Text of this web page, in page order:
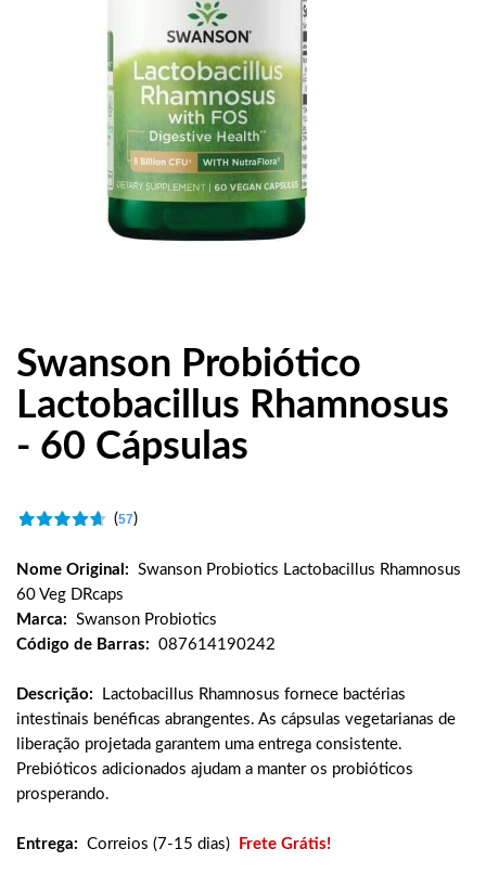
Swanson Probiótico
Lactobacillus Rhamnosus
- 60 Cápsulas
(57)
Nome Original: Swanson Probiotics Lactobacillus Rhamnosus
60 Veg DRcaps
Marca: Swanson Probiotics
Código de Barras: 087614190242
Descrição:
Lactobacillus Rhamnosus fornece bactérias
intestinais benéficas abrangentes. As cápsulas vegetarianas de
liberação projetada garantem uma entrega consistente.
Prebióticos adicionados ajudam a manter os probióticos
prosperando.
Entrega: Correios (7-15 dias) Frete Grátis!